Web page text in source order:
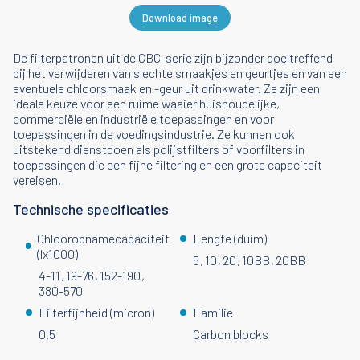
Download image
De filterpatronen uit de CBC-serie zijn bijzonder doeltreffend
bij het verwijderen van slechte smaakjes en geurtjes en van een
eventuele chloorsmaak en -geur uit drinkwater. Ze zijn een
ideale keuze voor een ruime waaier huishoudelijke,
commerciële en industriële toepassingen en voor
toepassingen in de voedingsindustrie. Ze kunnen ook
uitstekend dienstdoen als polijstfilters of voorfilters in
toepassingen die een fijne filtering en een grote capaciteit
vereisen.
Technische specificaties
Chlooropnamecapaciteit
(lx1000)
4-11 19-76 152-190
380-570
Lengte (duim)
5 10 20 10BB 20BB
Filterfijnheid (micron)
0.5
Familie
Carbon blocks